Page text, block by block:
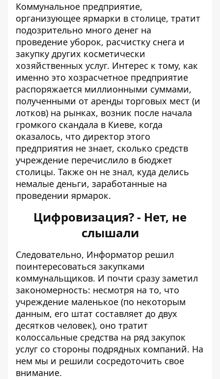
Коммунальное предприятие,
организующее ярмарки в столице, тратит
подозрительно много денег на
проведение уборок, расчистку снега и
закупку других косметически
хозяйственных услуг. Интерес к тому, как
именно это хозрасчетное предприятие
распоряжается миллионными суммами,
полученными от аренды торговых мест (и
лотков) на рынках, возник после начала
громкого скандала в Киеве, когда
оказалось, что директор этого
предприятия не знает, сколько средств
учреждение перечислило в бюджет
столицы. Также он не знал, куда делись
немалые деньги, заработанные на
проведении ярмарок.
Цифровизация? - Нет, не
слышали
Следовательно, Информатор решил
поинтересоваться закупками
коммунальщиков. И почти сразу заметил
закономерность: несмотря на то, что
учреждение маленькое (по некоторым
данным, его штат составляет до двух
десятков человек), оно тратит
колоссальные средства на ряд закупок
услуг со стороны подрядных компаний. На
нем мы и решили сосредоточить свое
внимание.